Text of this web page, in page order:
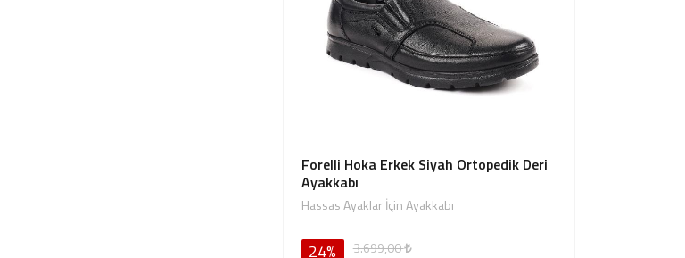
Forelli Hoka Erkek Siyah Ortopedik Deri
Ayakkabı
Hassas Ayaklar İçin Ayakkabı
24% 3.699,00